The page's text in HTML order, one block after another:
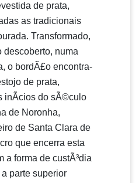
de prata,
as tradicionais
Transformado,
descoberto, numa
o bordÃ£o encontra-
de prata,
inÃ­cios do sÃ©culo
de Noronha,
de Santa Clara de
que encerra esta
a forma de custÃ³dia
parte superior